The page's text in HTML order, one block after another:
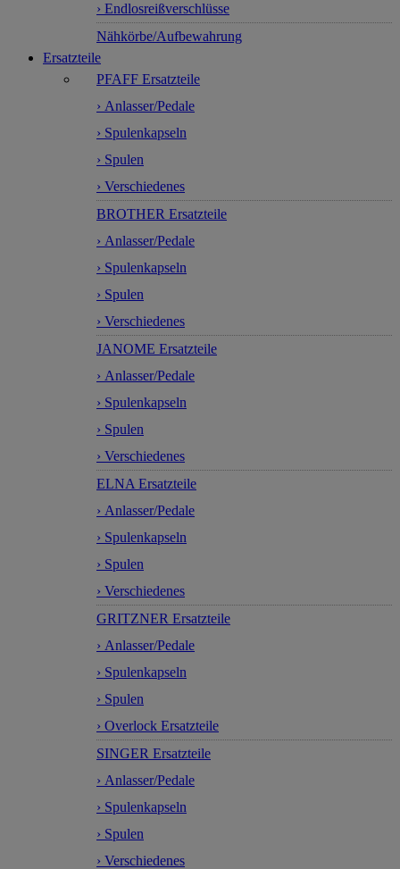
› Endlosreißverschlüsse
Nähkörbe/Aufbewahrung
Ersatzteile
PFAFF Ersatzteile
› Anlasser/Pedale
› Spulenkapseln
› Spulen
› Verschiedenes
BROTHER Ersatzteile
› Anlasser/Pedale
› Spulenkapseln
› Spulen
› Verschiedenes
JANOME Ersatzteile
› Anlasser/Pedale
› Spulenkapseln
› Spulen
› Verschiedenes
ELNA Ersatzteile
› Anlasser/Pedale
› Spulenkapseln
› Spulen
› Verschiedenes
GRITZNER Ersatzteile
› Anlasser/Pedale
› Spulenkapseln
› Spulen
› Overlock Ersatzteile
SINGER Ersatzteile
› Anlasser/Pedale
› Spulenkapseln
› Spulen
› Verschiedenes